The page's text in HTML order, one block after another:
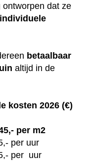
ontworpen dat ze
individuele
betaalbaar
altijd in de
kosten 2026 (€)
per m2
per uur
per uur